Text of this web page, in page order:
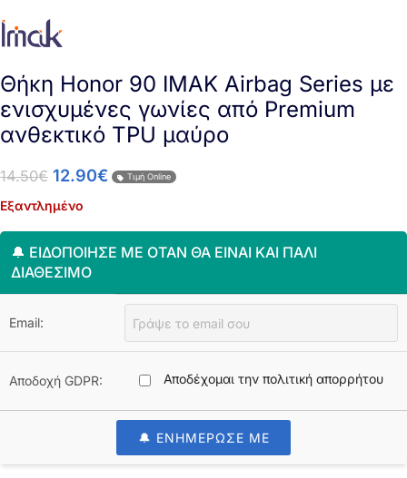
Θήκη Honor 90 IMAK Airbag Series με
ενισχυμένες γωνίες από Premium
ανθεκτικό TPU μαύρο
14.50€ 12.90€ Τιμή Online
Εξαντλημένο
🔔 ΕΙΔΟΠΟΊΗΣΈ ΜΕ ΌΤΑΝ ΘΑ ΕΊΝΑΙ ΚΑΙ ΠΆΛΙ
ΔΙΑΘΈΣΙΜΟ
Email:
Αποδοχή GDPR: Αποδέχομαι την πολιτική απορρήτου
🔔 ΕΝΗΜΕΡΩΣΕ ΜΕ